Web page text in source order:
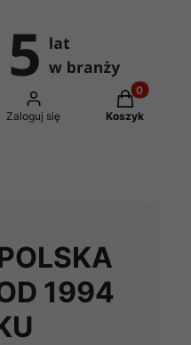
Zaloguj się
Produkty
Koszyk
1994